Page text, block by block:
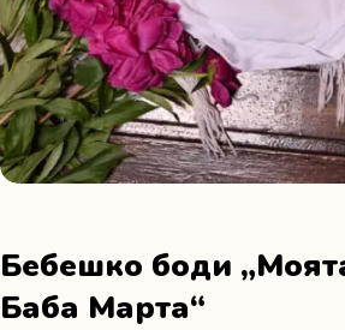
Бебешко боди
Баба Марта“